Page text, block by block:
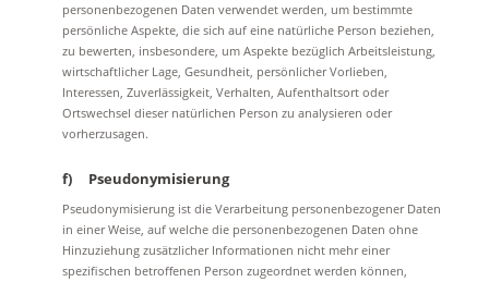
personenbezogenen Daten verwendet werden, um bestimmte
persönliche Aspekte, die sich auf eine natürliche Person beziehen,
zu bewerten, insbesondere, um Aspekte bezüglich Arbeitsleistung,
wirtschaftlicher Lage, Gesundheit, persönlicher Vorlieben,
Interessen, Zuverlässigkeit, Verhalten, Aufenthaltsort oder
Ortswechsel dieser natürlichen Person zu analysieren oder
vorherzusagen.
f) Pseudonymisierung
Pseudonymisierung ist die Verarbeitung personenbezogener Daten
in einer Weise, auf welche die personenbezogenen Daten ohne
Hinzuziehung zusätzlicher Informationen nicht mehr einer
spezifischen betroffenen Person zugeordnet werden können,